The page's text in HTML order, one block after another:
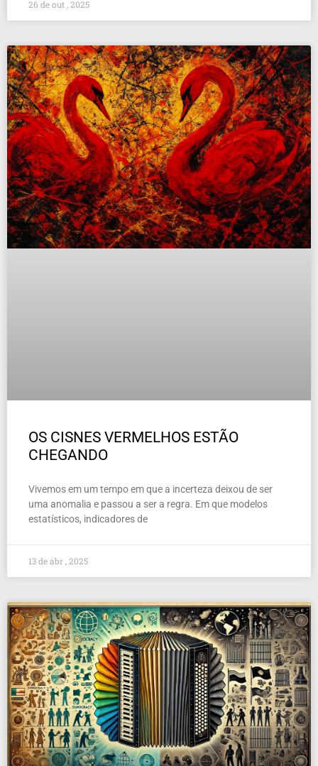
26 de out , 2025
OS CISNES VERMELHOS ESTÃO
CHEGANDO
Vivemos em um tempo em que a incerteza deixou de ser
uma anomalia e passou a ser a regra. Em que modelos
estatísticos, indicadores de
13 de abr , 2025